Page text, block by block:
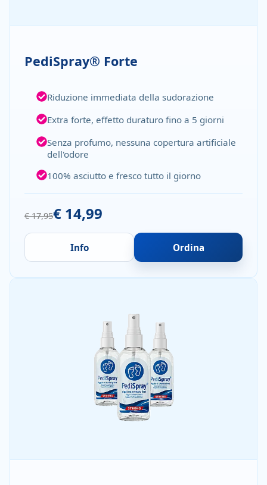
PediSpray® Forte
Riduzione immediata della sudorazione
Extra forte, effetto duraturo fino a 5 giorni
Senza profumo, nessuna copertura artificiale
dell'odore
100% asciutto e fresco tutto il giorno
€ 17,95€ 14,99
Info Ordina